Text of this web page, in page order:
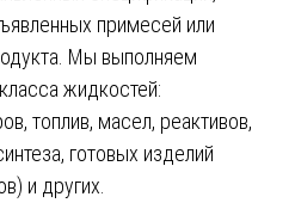
примесей или
Мы выполняем
жидкостей:
топлив, масел, реактивов,
готовых изделий
и других.